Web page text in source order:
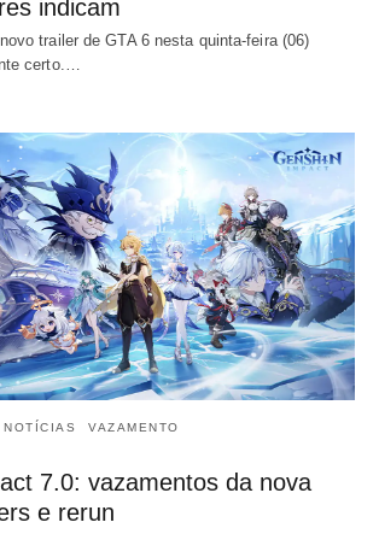
indicam
trailer de GTA 6 nesta quinta-feira (06)
certo.…
NOTÍCIAS VAZAMENTO
7.0: vazamentos da nova
e rerun